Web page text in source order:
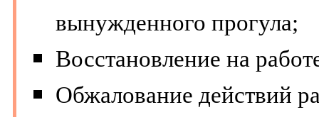
вынужденного прогула;
Восстановление на
Обжалование действий